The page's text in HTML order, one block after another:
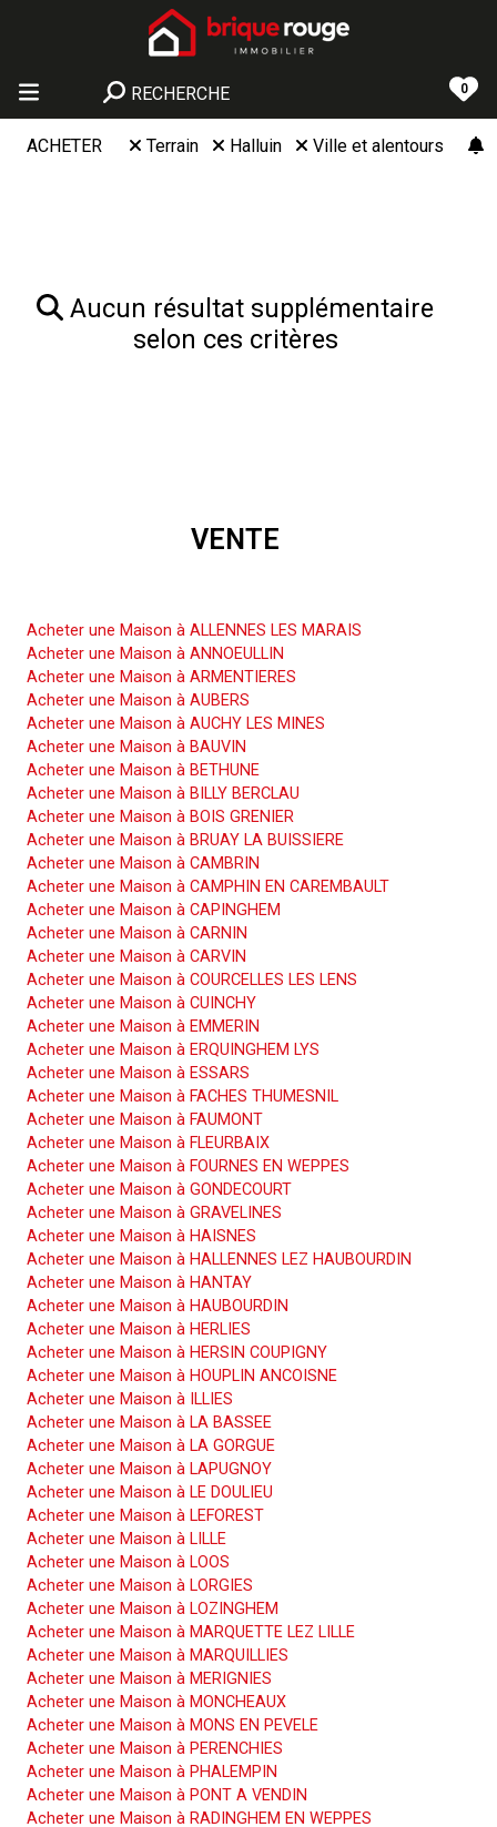
RECHERCHE 0
ACHETER Terrain Halluin Ville et alentours
Aucun résultat supplémentaire
selon ces critères
VENTE
Acheter une Maison à ALLENNES LES MARAIS
Acheter une Maison à ANNOEULLIN
Acheter une Maison à ARMENTIERES
Acheter une Maison à AUBERS
Acheter une Maison à AUCHY LES MINES
Acheter une Maison à BAUVIN
Acheter une Maison à BETHUNE
Acheter une Maison à BILLY BERCLAU
Acheter une Maison à BOIS GRENIER
Acheter une Maison à BRUAY LA BUISSIERE
Acheter une Maison à CAMBRIN
Acheter une Maison à CAMPHIN EN CAREMBAULT
Acheter une Maison à CAPINGHEM
Acheter une Maison à CARNIN
Acheter une Maison à CARVIN
Acheter une Maison à COURCELLES LES LENS
Acheter une Maison à CUINCHY
Acheter une Maison à EMMERIN
Acheter une Maison à ERQUINGHEM LYS
Acheter une Maison à ESSARS
Acheter une Maison à FACHES THUMESNIL
Acheter une Maison à FAUMONT
Acheter une Maison à FLEURBAIX
Acheter une Maison à FOURNES EN WEPPES
Acheter une Maison à GONDECOURT
Acheter une Maison à GRAVELINES
Acheter une Maison à HAISNES
Acheter une Maison à HALLENNES LEZ HAUBOURDIN
Acheter une Maison à HANTAY
Acheter une Maison à HAUBOURDIN
Acheter une Maison à HERLIES
Acheter une Maison à HERSIN COUPIGNY
Acheter une Maison à HOUPLIN ANCOISNE
Acheter une Maison à ILLIES
Acheter une Maison à LA BASSEE
Acheter une Maison à LA GORGUE
Acheter une Maison à LAPUGNOY
Acheter une Maison à LE DOULIEU
Acheter une Maison à LEFOREST
Acheter une Maison à LILLE
Acheter une Maison à LOOS
Acheter une Maison à LORGIES
Acheter une Maison à LOZINGHEM
Acheter une Maison à MARQUETTE LEZ LILLE
Acheter une Maison à MARQUILLIES
Acheter une Maison à MERIGNIES
Acheter une Maison à MONCHEAUX
Acheter une Maison à MONS EN PEVELE
Acheter une Maison à PERENCHIES
Acheter une Maison à PHALEMPIN
Acheter une Maison à PONT A VENDIN
Acheter une Maison à RADINGHEM EN WEPPES